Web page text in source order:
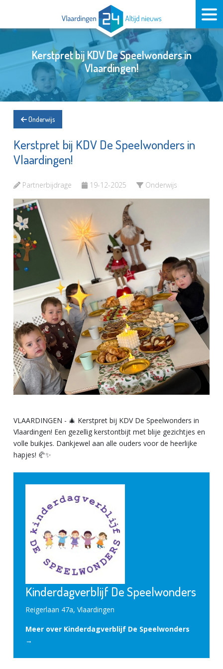
Kerstpret bij KDV De Speelwonders in
Vlaardingen!
Onderwijs
Kerstpret bij KDV De Speelwonders in
Vlaardingen!
Partnerbijdrage 19-12-2025 Onderwijs
VLAARDINGEN - 🎄 Kerstpret bij KDV De Speelwonders in
Vlaardingen! Een gezellig kerstontbijt met blije gezichtjes en
volle buikjes. Dankjewel aan alle ouders voor de heerlijke
hapjes! 🥐✨
Kinderdagverblijf De Speelwonders
Reigerlaan 47a, Vlaardingen
Meer over Kinderdagverblijf De Speelwonders
→